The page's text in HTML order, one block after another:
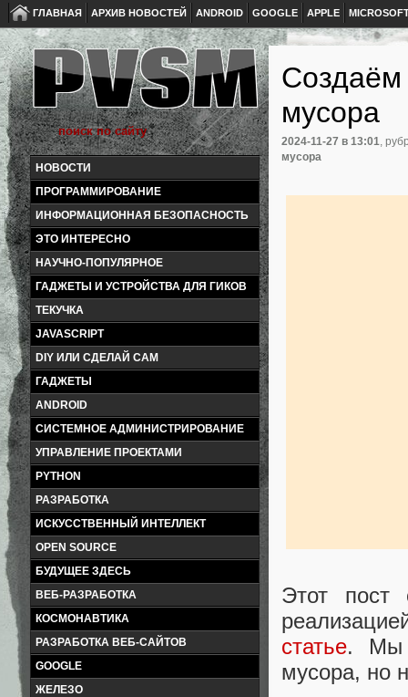
ГЛАВНАЯ АРХИВ НОВОСТЕЙ ANDROID GOOGLE APPLE
НОВОСТИ
ПРОГРАММИРОВАНИЕ
ИНФОРМАЦИОННАЯ БЕЗОПАСНОСТЬ
ЭТО ИНТЕРЕСНО
НАУЧНО-ПОПУЛЯРНОЕ
ГАДЖЕТЫ И УСТРОЙСТВА ДЛЯ ГИКОВ
ТЕКУЧКА
JAVASCRIPT
DIY ИЛИ СДЕЛАЙ САМ
ГАДЖЕТЫ
ANDROID
СИСТЕМНОЕ АДМИНИСТРИРОВАНИЕ
УПРАВЛЕНИЕ ПРОЕКТАМИ
PYTHON
РАЗРАБОТКА
ИСКУССТВЕННЫЙ ИНТЕЛЛЕКТ
OPEN SOURCE
БУДУЩЕЕ ЗДЕСЬ
ВЕБ-РАЗРАБОТКА
КОСМОНАВТИКА
РАЗРАБОТКА ВЕБ-САЙТОВ
GOOGLE
ЖЕЛЕЗО
Создаём
мусора
2024-11-27 в 13:01,
мусора
Этот пост
статье. Мы
мусора, но